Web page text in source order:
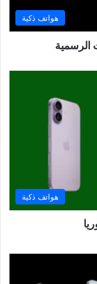
هواتف ذكية
هواتف ذكية